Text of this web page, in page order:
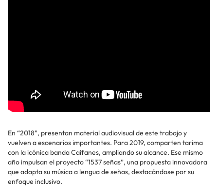
En “2018”, presentan material audiovisual de este trabajo y
vuelven a escenarios importantes. Para 2019, comparten tarima
con la icónica banda Caifanes, ampliando su alcance. Ese mismo
año impulsan el proyecto “1537 señas”, una propuesta innovadora
que adapta su música a lengua de señas, destacándose por su
enfoque inclusivo.